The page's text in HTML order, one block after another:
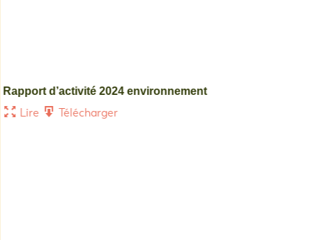
Rapport d’activité 2024 environnement
Lire Télécharger